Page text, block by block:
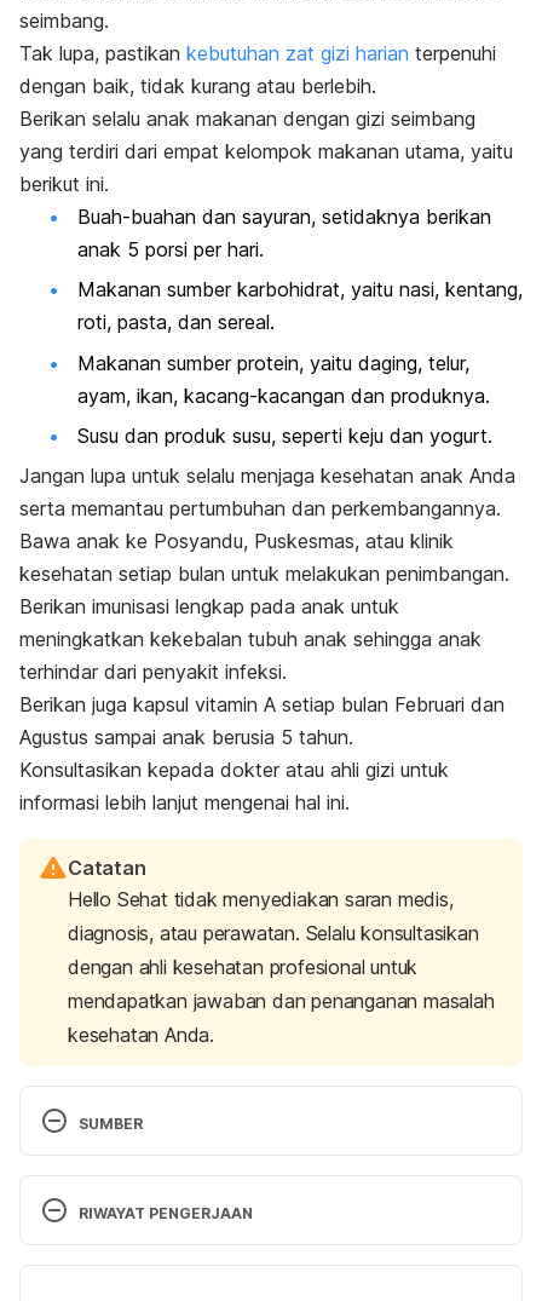
seimbang.
Tak lupa, pastikan kebutuhan zat gizi harian terpenuhi
dengan baik, tidak kurang atau berlebih.
Berikan selalu anak makanan dengan gizi seimbang
yang terdiri dari empat kelompok makanan utama, yaitu
berikut ini.
Buah-buahan dan sayuran, setidaknya berikan
anak 5 porsi per hari.
Makanan sumber karbohidrat, yaitu nasi, kentang,
roti, pasta, dan sereal.
Makanan sumber protein, yaitu daging, telur,
ayam, ikan, kacang-kacangan dan produknya.
Susu dan produk susu, seperti keju dan yogurt.
Jangan lupa untuk selalu menjaga kesehatan anak Anda
serta memantau pertumbuhan dan perkembangannya.
Bawa anak ke Posyandu, Puskesmas, atau klinik
kesehatan setiap bulan untuk melakukan penimbangan.
Berikan imunisasi lengkap pada anak untuk
meningkatkan kekebalan tubuh anak sehingga anak
terhindar dari penyakit infeksi.
Berikan juga kapsul vitamin A setiap bulan Februari dan
Agustus sampai anak berusia 5 tahun.
Konsultasikan kepada dokter atau ahli gizi untuk
informasi lebih lanjut mengenai hal ini.
Catatan
Hello Sehat tidak menyediakan saran medis,
diagnosis, atau perawatan. Selalu konsultasikan
dengan ahli kesehatan profesional untuk
mendapatkan jawaban dan penanganan masalah
kesehatan Anda.
SUMBER
Fact sheets – Malnutrition. (2020). Retrieved 11
August 2023, from https://www.who.int/news-
room/fact-sheets/detail/malnutrition
RIWAYAT PENGERJAAN